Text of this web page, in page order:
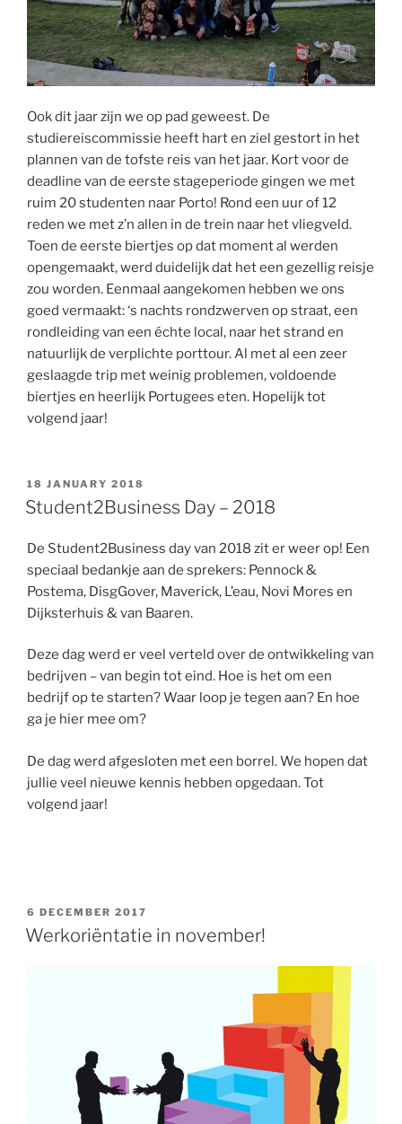
Ook dit jaar zijn we op pad geweest. De
studiereiscommissie heeft hart en ziel gestort in het
plannen van de tofste reis van het jaar. Kort voor de
deadline van de eerste stageperiode gingen we met
ruim 20 studenten naar Porto! Rond een uur of 12
reden we met z’n allen in de trein naar het vliegveld.
Toen de eerste biertjes op dat moment al werden
opengemaakt, werd duidelijk dat het een gezellig reisje
zou worden. Eenmaal aangekomen hebben we ons
goed vermaakt: ‘s nachts rondzwerven op straat, een
rondleiding van een échte local, naar het strand en
natuurlijk de verplichte porttour. Al met al een zeer
geslaagde trip met weinig problemen, voldoende
biertjes en heerlijk Portugees eten. Hopelijk tot
volgend jaar!
POSTED
ON
18 JANUARY 2018
Student2Business Day – 2018
De Student2Business day van 2018 zit er weer op! Een
speciaal bedankje aan de sprekers: Pennock &
Postema, DisgGover, Maverick, L’eau, Novi Mores en
Dijksterhuis & van Baaren.
Deze dag werd er veel verteld over de ontwikkeling van
bedrijven – van begin tot eind. Hoe is het om een
bedrijf op te starten? Waar loop je tegen aan? En hoe
ga je hier mee om?
De dag werd afgesloten met een borrel. We hopen dat
jullie veel nieuwe kennis hebben opgedaan. Tot
volgend jaar!
POSTED
ON
6 DECEMBER 2017
Werkoriëntatie in november!